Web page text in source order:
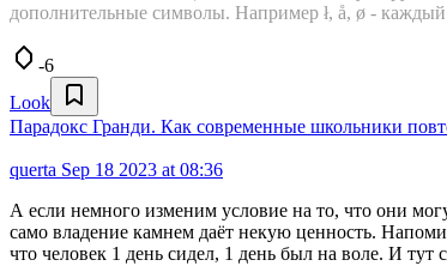
дополнительные символы. Например ł, å, ø - каждый
-6
Look
Парадокс Гранди. Как современные школьники
querta Sep 18 2023 at 08:36
А если немного изменим условие на то, что они
само владение камнем даёт некую ценность.
что человек 1 день сидел, 1 день был на воле. И